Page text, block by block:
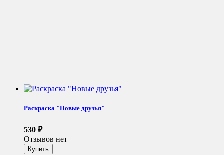
Раскраска "Новые друзья"
530 ₽
Отзывов нет